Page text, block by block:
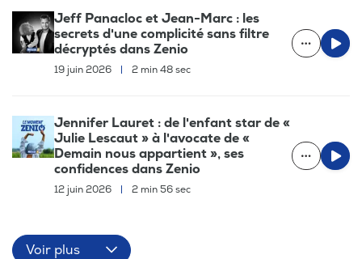
Jeff Panacloc et Jean-Marc : les
secrets d'une complicité sans filtre
décryptés dans Zenio
19 juin 2026 | 2 min 48 sec
Jennifer Lauret : de l'enfant star de «
Julie Lescaut » à l'avocate de «
Demain nous appartient », ses
confidences dans Zenio
12 juin 2026 | 2 min 56 sec
Voir plus